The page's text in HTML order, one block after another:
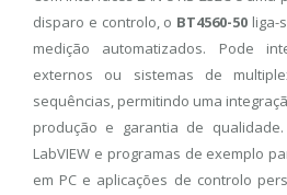
disparo e controlo, o BT4560-50 liga-
medição automatizados. Pode
externos ou sistemas de
sequências, permitindo uma
produção e garantia de
LabVIEW e programas de exemplo
em PC e aplicações de controlo